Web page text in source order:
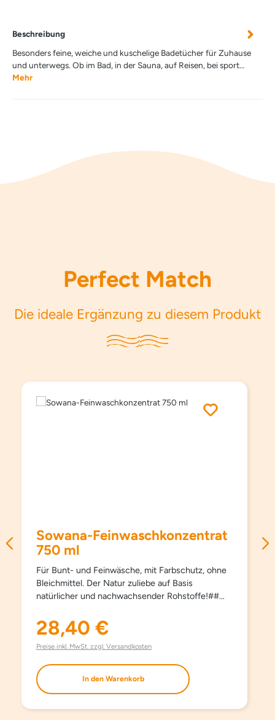
Beschreibung
Besonders feine, weiche und kuschelige Badetücher für Zuhause
und unterwegs. Ob im Bad, in der Sauna, auf Reisen, bei sport…
Mehr
Perfect Match
Die ideale Ergänzung zu diesem Produkt
Sowana-Feinwaschkonzentrat
750 ml
Für Bunt- und Feinwäsche, mit Farbschutz, ohne
Bleichmittel. Der Natur zuliebe auf Basis
natürlicher und nachwachsender Rohstoffe!##
schonend und sanft, schon ab 15°C und hält
Kleidungsstücke länger schön. Kein Weichspüler
erforderlich, besonders bügelleicht. Haut- und
auch bestens für die Handwäsche geeignet. Mit
modernsten waschaktiven Substanzen und
Aufheller und ohne Phosphate.
Regulärer Preis:
28,40 €
Preise inkl. MwSt. zzgl. Versandkosten
In den Warenkorb